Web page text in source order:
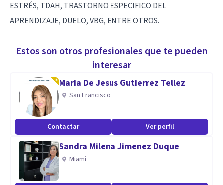
ESTRÉS, TDAH, TRASTORNO ESPECIFICO DEL
APRENDIZAJE, DUELO, VBG, ENTRE OTROS.
Estos son otros profesionales que te pueden
interesar
Maria De Jesus Gutierrez Tellez
San Francisco
Contactar Ver perfil
Sandra Milena Jimenez Duque
Miami